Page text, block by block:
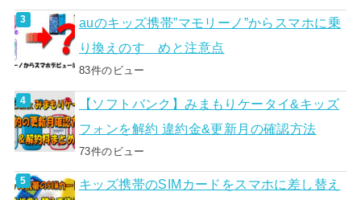
auのキッズ携帯”マモリーノ”からスマホに乗
り換えのすゝめと注意点
83件のビュー
【ソフトバンク】みまもりケータイ&キッズ
フォンを解約 違約金&更新月の確認方法
73件のビュー
キッズ携帯のSIMカードをスマホに差し替え